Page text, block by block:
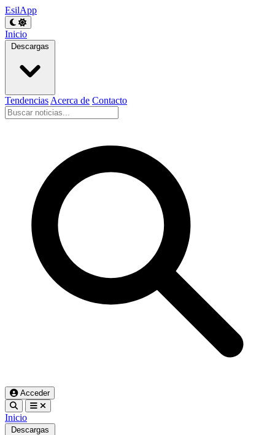
EsilApp
Inicio
Descargas
Tendencias Acerca de Contacto
Acceder
Inicio
Descargas